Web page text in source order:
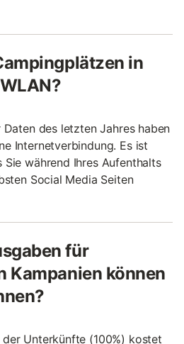
in
des letzten Jahres haben
Internetverbindung. Es ist
Sie während Ihres Aufenthalts
Social Media Seiten
für
Kampanien können
Unterkünfte (100%) kostet